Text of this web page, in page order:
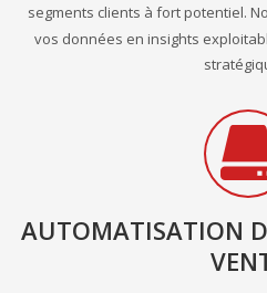
segments clients à fort potentiel.
vos données en insights
AUTOMATISATION